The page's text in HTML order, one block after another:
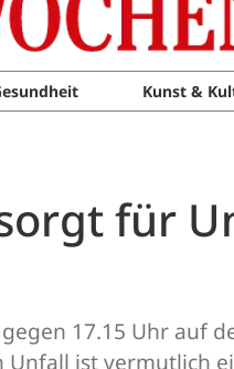
Kunst &
für
17.15 Uhr auf
ist vermutlich